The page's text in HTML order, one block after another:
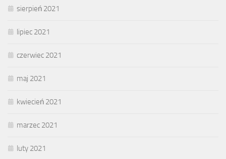
sierpień 2021
lipiec 2021
czerwiec 2021
maj 2021
kwiecień 2021
marzec 2021
luty 2021